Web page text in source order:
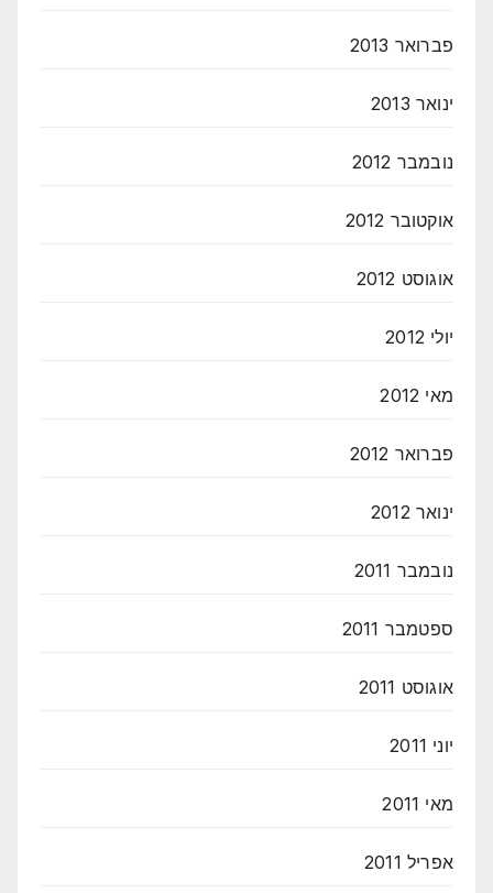
פברואר 2013
ינואר 2013
נובמבר 2012
אוקטובר 2012
אוגוסט 2012
יולי 2012
מאי 2012
פברואר 2012
ינואר 2012
נובמבר 2011
ספטמבר 2011
אוגוסט 2011
יוני 2011
מאי 2011
אפריל 2011